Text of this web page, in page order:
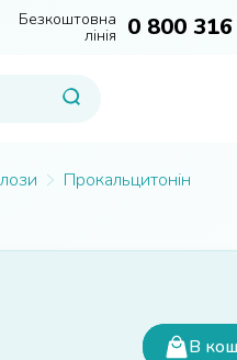
Безкоштовна
лінія 0 800
Прокальцитонін
В